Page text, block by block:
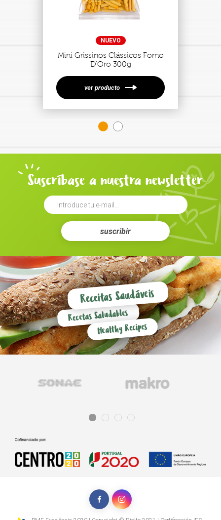
NUEVO
Mini Grissinos Clássicos Forno
D'Oro 300g
ver producto
Suscríbase a nuestra newsletter
suscribir